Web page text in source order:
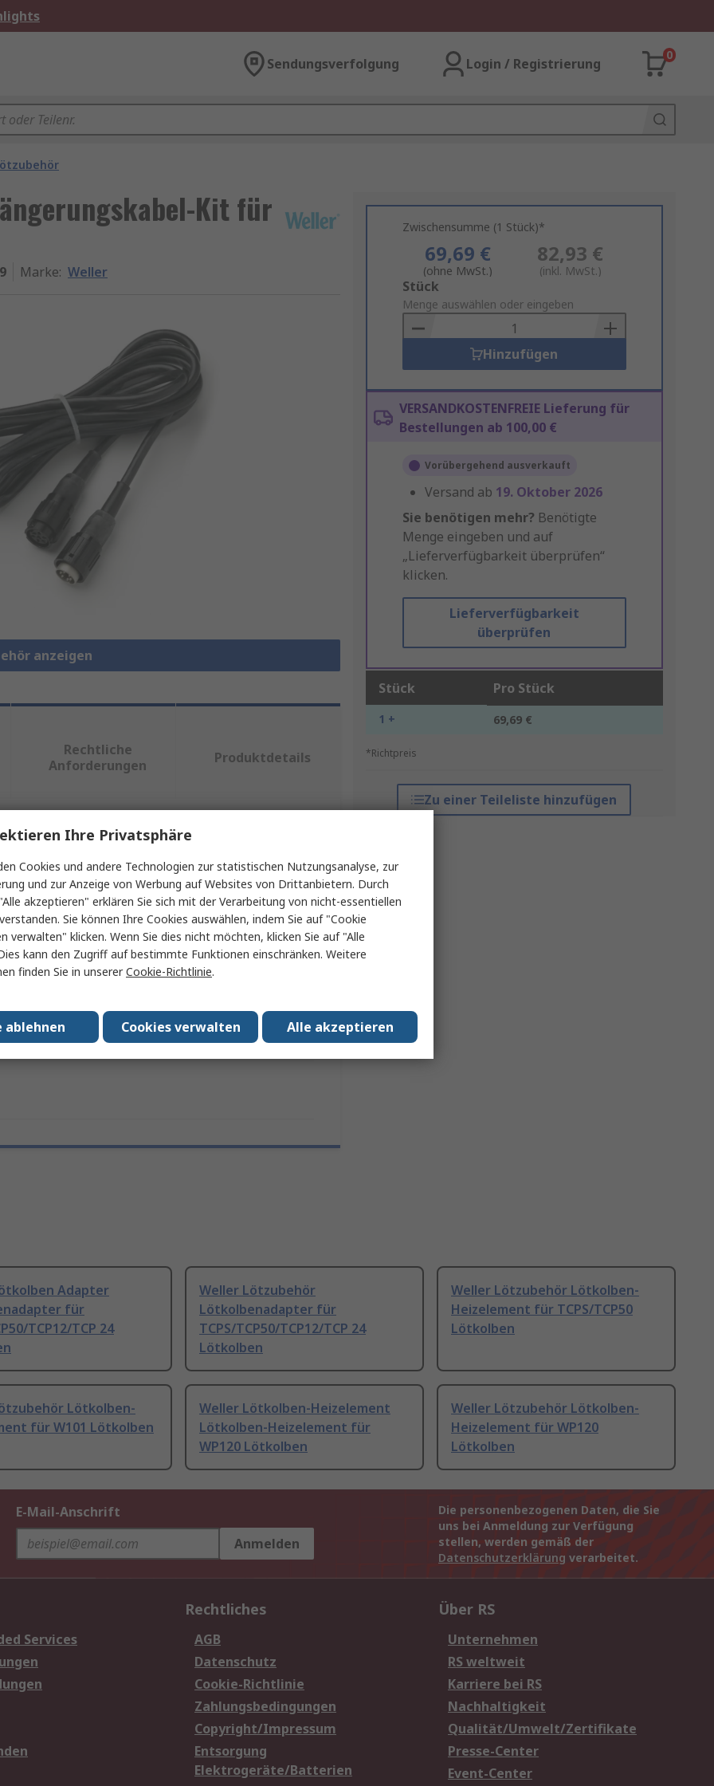
Sendungsverfolgung Login / Registrierung
0
Kit für
Marke: Weller
anzeigen
Zwischensumme (1 Stück)*
69,69 €
(ohne MwSt.)
82,93 €
(inkl. MwSt.)
Add
to
Basket
Stück
Menge auswählen oder eingeben
Hinzufügen
VERSANDKOSTENFREIE Lieferung für
Bestellungen ab 100,00 €
Vorübergehend ausverkauft
Versand ab 19. Oktober 2026
Sie benötigen mehr? Benötigte
Menge eingeben und auf
„Lieferverfügbarkeit überprüfen“
klicken.
Lieferverfügbarkeit
überprüfen
Stück Pro Stück
1 + 69,69 €
*Richtpreis
Zu einer Teileliste hinzufügen
Rechtliche
Anforderungen
Produktdetails
oder mehrere Eigenschaften auswählen.
Wert
Weller
Verlängerungskabel-Kit
Lötkolben Kabel
mit TCP Lötkolben
No
Adapter
für
TCP12/TCP 24
Weller Lötzubehör
Lötkolbenadapter für
TCPS/TCP50/TCP12/TCP 24
Lötkolben
Weller Lötzubehör Lötkolben-
Heizelement für TCPS/TCP50
Lötkolben
Lötkolben-
für W101 Lötkolben
Weller Lötkolben-Heizelement
Lötkolben-Heizelement für
WP120 Lötkolben
Weller Lötzubehör Lötkolben-
Heizelement für WP120
Lötkolben
E-Mail-Anschrift
Anmelden
Die personenbezogenen Daten, die Sie
uns bei Anmeldung zur Verfügung
stellen, werden gemäß der
Datenschutzerklärung verarbeitet.
Services
Rechtliches
AGB
Datenschutz
Cookie-Richtlinie
Zahlungsbedingungen
Copyright/Impressum
Entsorgung
Elektrogeräte/Batterien
Über RS
Unternehmen
RS weltweit
Karriere bei RS
Nachhaltigkeit
Qualität/Umwelt/Zertifikate
Presse-Center
Event-Center
Ihre Privatsphäre
Cookies und andere Technologien zur statistischen Nutzungsanalyse, zur
und zur Anzeige von Werbung auf Websites von Drittanbietern. Durch
akzeptieren" erklären Sie sich mit der Verarbeitung von nicht-essentiellen
Sie können Ihre Cookies auswählen, indem Sie auf "Cookie
verwalten" klicken. Wenn Sie dies nicht möchten, klicken Sie auf "Alle
kann den Zugriff auf bestimmte Funktionen einschränken. Weitere
finden Sie in unsererCookie-Richtlinie.
Alle akzeptieren
Cookies verwalten
ablehnen